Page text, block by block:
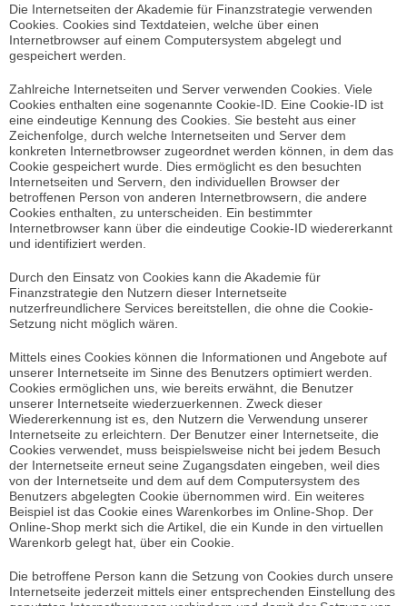
Die Internetseiten der Akademie für Finanzstrategie verwenden
Cookies. Cookies sind Textdateien, welche über einen
Internetbrowser auf einem Computersystem abgelegt und
gespeichert werden.
Zahlreiche Internetseiten und Server verwenden Cookies. Viele
Cookies enthalten eine sogenannte Cookie-ID. Eine Cookie-ID ist
eine eindeutige Kennung des Cookies. Sie besteht aus einer
Zeichenfolge, durch welche Internetseiten und Server dem
konkreten Internetbrowser zugeordnet werden können, in dem das
Cookie gespeichert wurde. Dies ermöglicht es den besuchten
Internetseiten und Servern, den individuellen Browser der
betroffenen Person von anderen Internetbrowsern, die andere
Cookies enthalten, zu unterscheiden. Ein bestimmter
Internetbrowser kann über die eindeutige Cookie-ID wiedererkannt
und identifiziert werden.
Durch den Einsatz von Cookies kann die Akademie für
Finanzstrategie den Nutzern dieser Internetseite
nutzerfreundlichere Services bereitstellen, die ohne die Cookie-
Setzung nicht möglich wären.
Mittels eines Cookies können die Informationen und Angebote auf
unserer Internetseite im Sinne des Benutzers optimiert werden.
Cookies ermöglichen uns, wie bereits erwähnt, die Benutzer
unserer Internetseite wiederzuerkennen. Zweck dieser
Wiedererkennung ist es, den Nutzern die Verwendung unserer
Internetseite zu erleichtern. Der Benutzer einer Internetseite, die
Cookies verwendet, muss beispielsweise nicht bei jedem Besuch
der Internetseite erneut seine Zugangsdaten eingeben, weil dies
von der Internetseite und dem auf dem Computersystem des
Benutzers abgelegten Cookie übernommen wird. Ein weiteres
Beispiel ist das Cookie eines Warenkorbes im Online-Shop. Der
Online-Shop merkt sich die Artikel, die ein Kunde in den virtuellen
Warenkorb gelegt hat, über ein Cookie.
Die betroffene Person kann die Setzung von Cookies durch unsere
Internetseite jederzeit mittels einer entsprechenden Einstellung des